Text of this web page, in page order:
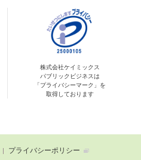
株式会社ケイミックス
パブリックビジネスは
「プライバシーマーク」を
取得しております
プライバシーポリシー